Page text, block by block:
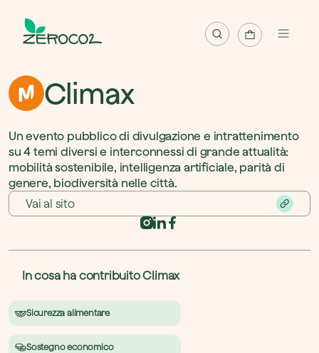
Mappa
Progetti
Pianta albero
Pianta foresta
Riscatta albero
Accedi / Registrati
Climax
Un evento pubblico di divulgazione e intrattenimento
su 4 temi diversi e interconnessi di grande attualità:
mobilità sostenibile, intelligenza artificiale, parità di
genere, biodiversità nelle città.
Vai al sito
In cosa ha contribuito Climax
Sicurezza alimentare
Sostegno economico